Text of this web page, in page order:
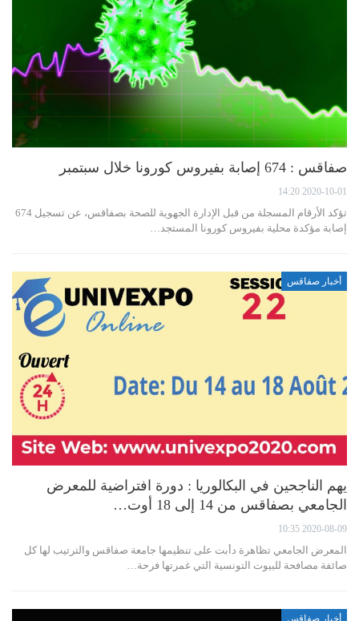
صفاقس : 674 إصابة بفيروس كورونا خلال سبتمبر
2020-10-01 14:20
تؤكد الأرقام المسجلة من قبل الإدارة الجهوية للصحة بصفاقس، عن تسجيل 674
إصابة مؤكدة محلية بفيروس كورونا المستجد…
أخبار صفاقس
يهم الناجحين في البكالوريا : دورة افتراضية للمعرض
الجامعي بصفاقس من 14 إلى 18 أوت…
2020-08-09 10:35
المعرض الجامعي تظاهرة دأبت على تنظيمها جامعة صفاقس والترتيب لها كل
صائفة مصافحة للبيوت التونسية التي غمرتها فرحة…
أخبار صفاقس